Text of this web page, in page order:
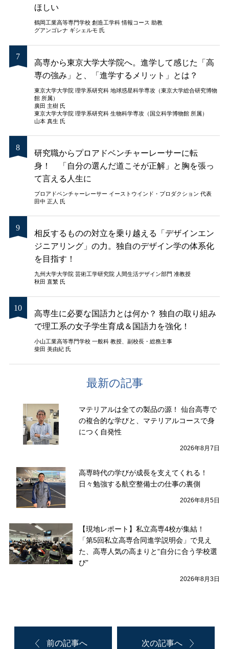
ほしい
鶴岡工業高等専門学校 創造工学科 情報コース 助教
グアンゴレナ ギシェルモ 氏
高専から東京大学大学院へ。進学して感じた「高
専の強み」と、「進学するメリット」とは？
東京大学大学院 理学系研究科 地球惑星科学専攻（東京大学総合研究博物
館 所属）
廣田 主樹 氏
東京大学大学院 理学系研究科 生物科学専攻（国立科学博物館 所属）
山本 真生 氏
研究職からプロアドベンチャーレーサーに転
身！ 「自分の選んだ道こそが正解」と胸を張っ
て言える人生に
プロアドベンチャーレーサー イーストウインド・プロダクション 代表
田中 正人 氏
相反するものの対立を乗り越える「デザインエン
ジニアリング」の力。独自のデザイン学の体系化
を目指す！
九州大学大学院 芸術工学研究院 人間生活デザイン部門 准教授
秋田 直繁 氏
高専生に必要な国語力とは何か？ 独自の取り組み
で理工系の女子学生育成＆国語力を強化！
小山工業高等専門学校 一般科 教授、副校長・総務主事
柴田 美由紀 氏
最新の記事
マテリアルは全ての製品の源！ 仙台高専で
の複合的な学びと、マテリアルコースで身
につく自発性
2026年8月7日
高専時代の学びが成長を支えてくれる！
日々勉強する航空整備士の仕事の裏側
2026年8月5日
【現地レポート】私立高専4校が集結！
「第5回私立高専合同進学説明会」で見え
た、高専人気の高まりと“自分に合う学校選
び”
2026年8月3日
前の記事へ 次の記事へ